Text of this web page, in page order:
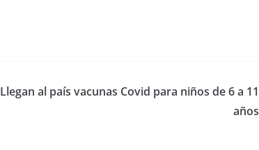
Llegan al país vacunas Covid para niños de 6 a 11
años